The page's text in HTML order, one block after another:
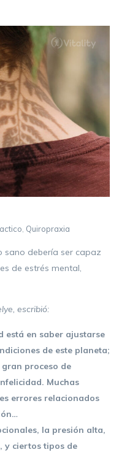
Quiropraxia
sano debería ser capaz
de estrés mental,
escribió:
está en saber ajustarse
de este planeta;
proceso de
Muchas
errores relacionados
la presión alta,
y ciertos tipos de